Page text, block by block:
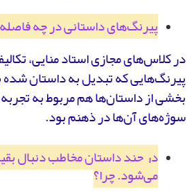
پیرنگ‌های داستانی در چه
در کلاس‌های مجازی استاد منایی،
پیرنگ‌هایی که تبدیل به داستان
بخشی از داستان‌ها هم مربوط به
سوژه‌های آن‌ها در ذهنم بود.
در چند داستان مخاطب دنبال
می‌شود. چرا؟